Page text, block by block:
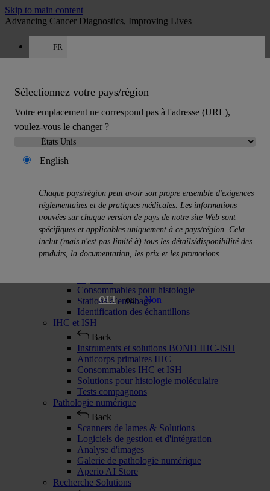
Skip to main content
Advancing Cancer Diagnostics, Improving Lives
FR
Sélectionnez votre pays/région
Votre emplacement ne correspond pas à l'adresse (URL),
voulez-vous le changer ?
English
Chaque pays/région peut avoir son propre ensemble d'exigences
réglementaires et de pratiques médicales. Les informations
trouvées sur chaque version de pays de notre site Web sont
spécifiques et applicables uniquement à ce pays/région. Cela
inclut (mais n'est pas limité à) tous les détails/disponibilité des
produits, la documentation, les prix et les promotions.
OUI ou Non
Produits
Back
Solutions d’histologie
Back
Préparateurs de tissus
Colorateur de lames et colleuse de lamelles
Consommables pour histologie
Stations d’enrobage
Identification des échantillons
IHC et ISH
Back
Instruments et solutions BOND IHC-ISH
Anticorps primaires IHC
Consommables IHC et ISH
Solutions pour histologie moléculaire
Tests compagnons
Pathologie numérique
Back
Scanners de lames & Solutions
Logiciels de gestion et d'intégration
Analyse d'images
Galerie de pathologie numérique
Aperio AI Store
Recherche Solutions